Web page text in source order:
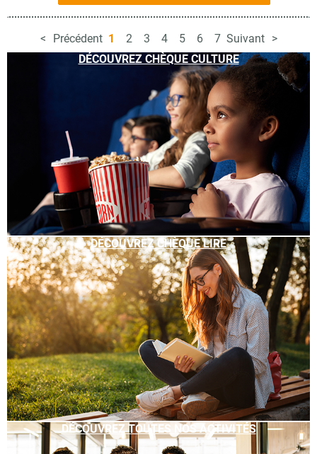
Précédent 1 2 3 4 5 6 7 Suivant
DÉCOUVREZ CHÈQUE CULTURE
DÉCOUVREZ CHÈQUE LIRE
DÉCOUVREZ TOUTES NOS ACTIVITÉS